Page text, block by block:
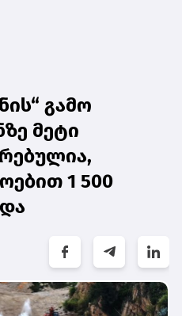
გამო
მეტი
1 500